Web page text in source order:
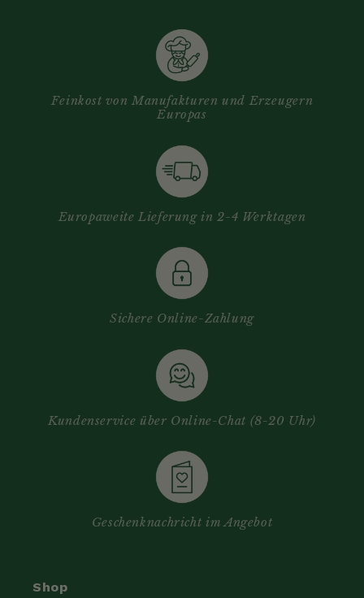
Feinkost von Manufakturen und Erzeugern
Europas
Europaweite Lieferung in 2-4 Werktagen
Sichere Online-Zahlung
Kundenservice über Online-Chat (8-20 Uhr)
Geschenknachricht im Angebot
Shop